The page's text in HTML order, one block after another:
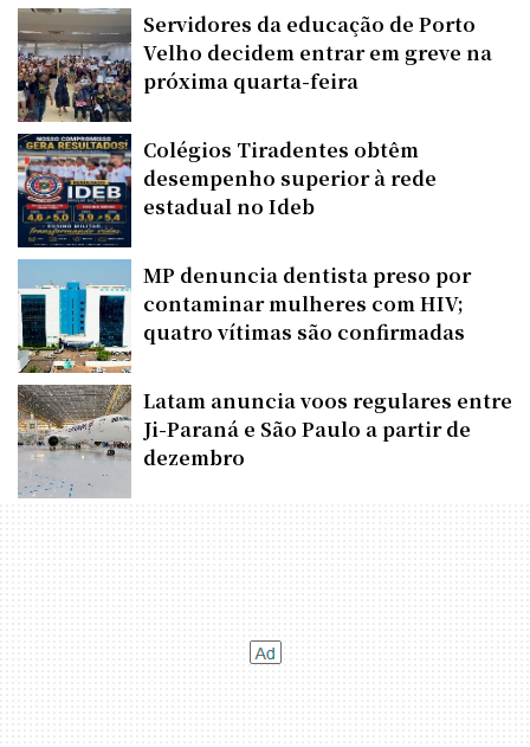
Servidores da educação de Porto
Velho decidem entrar em greve na
próxima quarta-feira
Colégios Tiradentes obtêm
desempenho superior à rede
estadual no Ideb
MP denuncia dentista preso por
contaminar mulheres com HIV;
quatro vítimas são confirmadas
Latam anuncia voos regulares entre
Ji-Paraná e São Paulo a partir de
dezembro